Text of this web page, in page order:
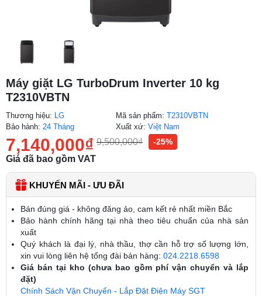
Máy giặt LG TurboDrum Inverter 10 kg
T2310VBTN
Thương hiệu:
LG
Bảo hành: 24 Tháng
Mã sản phẩm:T2310VBTN
Xuất xứ:Việt Nam
7,140,000₫ 9,500,000₫ -25%
Giá đã bao gồm VAT
KHUYẾN MÃI - ƯU ĐÃI
Bán đúng giá - không đăng ảo, cam kết rẻ nhất miền Bắc
Bảo hành chính hãng tại nhà theo tiêu chuẩn của nhà sản
xuất
Quý khách là đại lý, nhà thầu, thợ cần hỗ trợ số lượng lớn,
xin vui lòng liên hệ tổng đài bán hàng: 024.2218.6598
Giá bán tại kho (chưa bao gồm phí vận chuyển và lắp
đặt)
Chính Sách Vận Chuyển - Lắp Đặt Điện Máy SGT